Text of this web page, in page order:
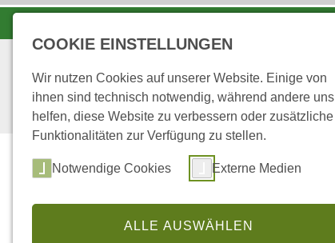
Start Über uns
STARTSEITE ...
COOKIE EINSTELLUNGEN
Wir nutzen Cookies auf unserer Website. Einige von
ihnen sind technisch notwendig, während andere uns
helfen, diese Website zu verbessern oder zusätzliche
Funktionalitäten zur Verfügung zu stellen.
Notwendige Cookies Externe Medien
ALLE AUSWÄHLEN